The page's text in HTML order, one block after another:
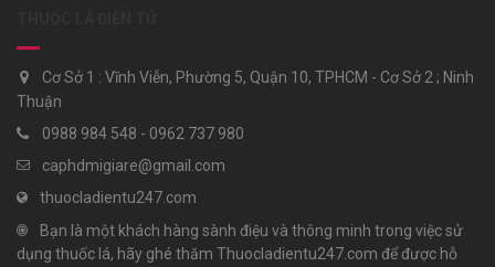
Cơ Sở 1 : Vĩnh Viễn, Phường 5, Quận 10, TPHCM - Cơ Sở 2 ; Ninh
Thuận
0988 984 548 - 0962 737 980
caphdmigiare@gmail.com
thuocladientu247.com
Bạn là một khách hàng sành điệu và thông minh trong việc sử
dụng thuốc lá, hãy ghé thăm Thuocladientu247.com để được hỗ